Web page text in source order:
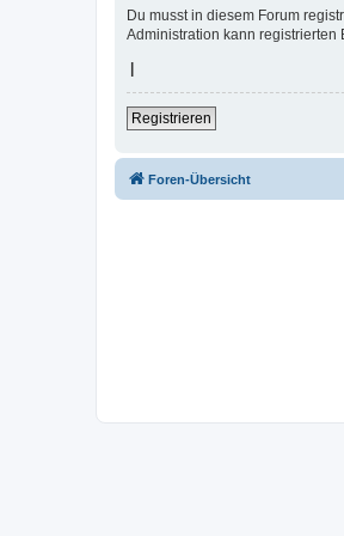
Du musst in diesem Forum
Administration kann
|
Registrieren
Foren-Übersicht